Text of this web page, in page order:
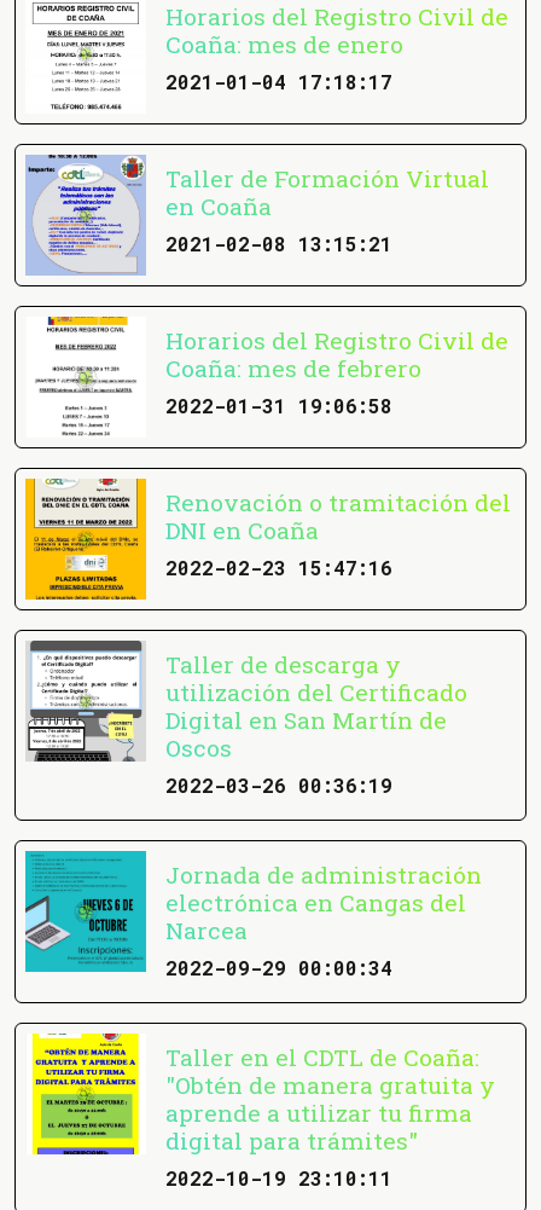
Horarios del Registro Civil de
Coaña: mes de enero
2021-01-04 17:18:17
Taller de Formación Virtual
en Coaña
2021-02-08 13:15:21
Horarios del Registro Civil de
Coaña: mes de febrero
2022-01-31 19:06:58
Renovación o tramitación del
DNI en Coaña
2022-02-23 15:47:16
Taller de descarga y
utilización del Certificado
Digital en San Martín de
Oscos
2022-03-26 00:36:19
Jornada de administración
electrónica en Cangas del
Narcea
2022-09-29 00:00:34
Taller en el CDTL de Coaña:
"Obtén de manera gratuita y
aprende a utilizar tu firma
digital para trámites"
2022-10-19 23:10:11